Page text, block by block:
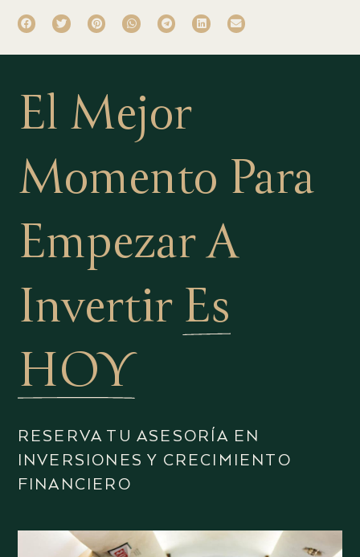
El Mejor
Momento Para
Empezar A
Invertir Es
HOY
RESERVA TU ASESORÍA EN
INVERSIONES Y CRECIMIENTO
FINANCIERO